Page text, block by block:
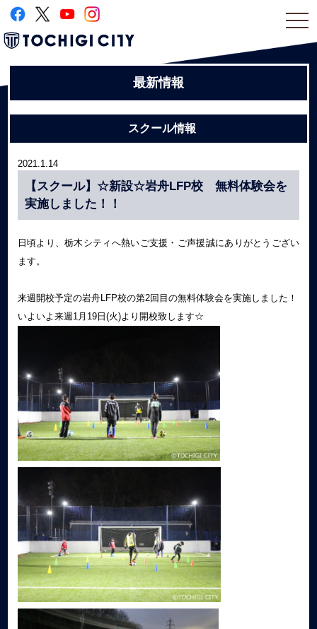
最新情報
スクール情報
2021.1.14
【スクール】☆新設☆岩舟LFP校 無料体験会を
実施しました！！
日頃より、栃木シティへ熱いご支援・ご声援誠にありがとうござい
ます。
来週開校予定の岩舟LFP校の第2回目の無料体験会を実施しました！
いよいよ来週1月19日(火)より開校致します☆